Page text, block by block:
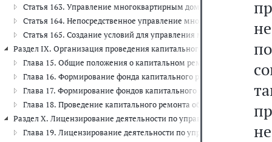
Статья 163. Управление многоквартирным домом, находящимся
Статья 164. Непосредственное управление многоквартирным
Статья 165. Создание условий для управления
Раздел IX. Организация проведения капитального ремонта общего
Глава 15. Общие положения о капитальном ремонте общего
Глава 16. Формирование фонда капитального ремонта на
Глава 17. Формирование фондов капитального ремонта
Глава 18. Проведение капитального ремонта общего имущества
Раздел X. Лицензирование деятельности по управлению
Глава 19. Лицензирование деятельности по управлению